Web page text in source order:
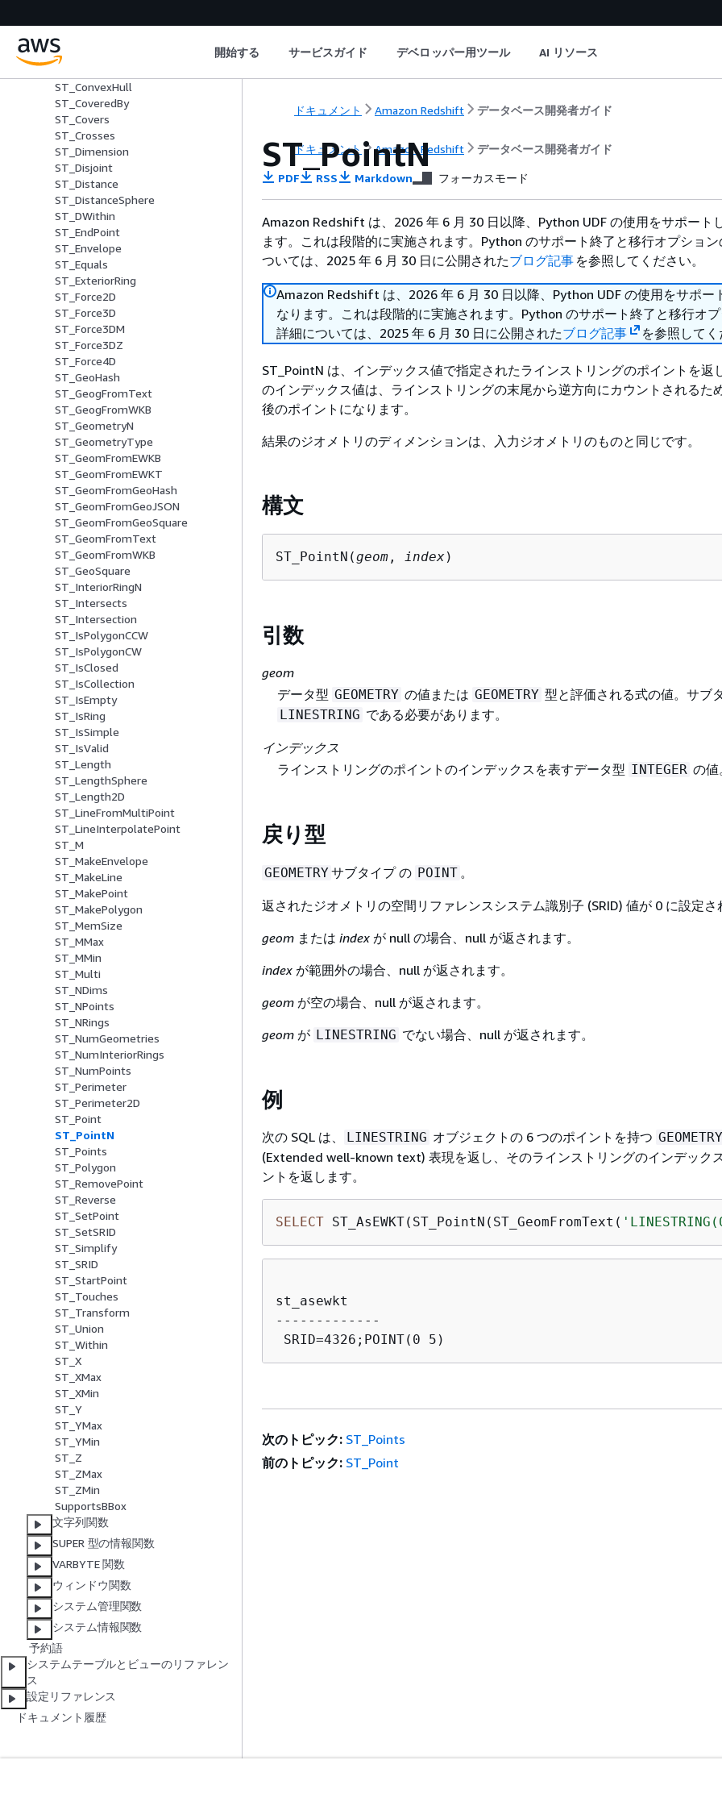
開始する サービスガイド デベロッパー用ツール AI リソース
ST_Collect
ST_Contains
ST_ConvexHull
ST_CoveredBy
ST_Covers
ST_Crosses
ST_Dimension
ST_Disjoint
ST_Distance
ST_DistanceSphere
ST_DWithin
ST_EndPoint
ST_Envelope
ST_Equals
ST_ExteriorRing
ST_Force2D
ST_Force3D
ST_Force3DM
ST_Force3DZ
ST_Force4D
ST_GeoHash
ST_GeogFromText
ST_GeogFromWKB
ST_GeometryN
ST_GeometryType
ST_GeomFromEWKB
ST_GeomFromEWKT
ST_GeomFromGeoHash
ST_GeomFromGeoJSON
ST_GeomFromGeoSquare
ST_GeomFromText
ST_GeomFromWKB
ST_GeoSquare
ST_InteriorRingN
ST_Intersects
ST_Intersection
ST_IsPolygonCCW
ST_IsPolygonCW
ST_IsClosed
ST_IsCollection
ST_IsEmpty
ST_IsRing
ST_IsSimple
ST_IsValid
ST_Length
ST_LengthSphere
ST_Length2D
ST_LineFromMultiPoint
ST_LineInterpolatePoint
ST_M
ST_MakeEnvelope
ST_MakeLine
ST_MakePoint
ST_MakePolygon
ST_MemSize
ST_MMax
ST_MMin
ST_Multi
ST_NDims
ST_NPoints
ST_NRings
ST_NumGeometries
ST_NumInteriorRings
ST_NumPoints
ST_Perimeter
ST_Perimeter2D
ST_Point
ST_PointN
ST_Points
ST_Polygon
ST_RemovePoint
ST_Reverse
ST_SetPoint
ST_SetSRID
ST_Simplify
ST_SRID
ST_StartPoint
ST_Touches
ST_Transform
ST_Union
ST_Within
ST_X
ST_XMax
ST_XMin
ST_Y
ST_YMax
ST_YMin
ST_Z
ST_ZMax
ST_ZMin
SupportsBBox
文字列関数
SUPER 型の情報関数
VARBYTE 関数
ウィンドウ関数
システム管理関数
システム情報関数
予約語
システムテーブルとビューのリファレン
ス
設定リファレンス
ドキュメント履歴
ドキュメント Amazon Redshift データベース開発者ガイド
ドキュメント Amazon Redshift データベース開発者ガイド
ST_PointN
PDF RSS Markdown フォーカスモード
Amazon Redshift は、2026 年 6 月 30 日以降、Python UDF の使用をサポート
ます。これは段階的に実施されます。Python のサポート終了と移行オプション
ついては、2025 年 6 月 30 日に公開されたブログ記事 を参照してください。
Amazon Redshift は、2026 年 6 月 30 日以降、Python UDF の使用をサポー
なります。これは段階的に実施されます。Python のサポート終了と移行オ
詳細については、2025 年 6 月 30 日に公開されたブログ記事 を参照してく
ST_PointN は、インデックス値で指定されたラインストリングのポイントを返
のインデックス値は、ラインストリングの末尾から逆方向にカウントされるた
後のポイントになります。
結果のジオメトリのディメンションは、入力ジオメトリのものと同じです。
構文
ST_PointN(geom , index)
引数
geom
データ型 GEOMETRY の値または GEOMETRY 型と評価される式の値。サブ
LINESTRING である必要があります。
インデックス
ラインストリングのポイントのインデックスを表すデータ型 INTEGER の値
戻り型
GEOMETRYサブタイプ の POINT 。
返されたジオメトリの空間リファレンスシステム識別子 (SRID) 値が 0 に設定さ
geom または index が null の場合、null が返されます。
index が範囲外の場合、null が返されます。
geom が空の場合、null が返されます。
geom が LINESTRING でない場合、null が返されます。
例
次の SQL は、 LINESTRING オブジェクトの 6 つのポイントを持つ GEOMETRY
(Extended well-known text) 表現を返し、そのラインストリングのインデック
ントを返します。
SELECT ST_AsEWKT(ST_PointN(ST_GeomFromText(
st_asewkt
-------------
次のトピック: ST_Points
前のトピック: ST_Point